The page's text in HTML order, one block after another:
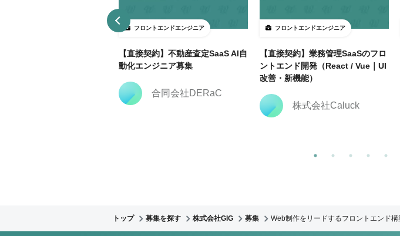
フロントエンドエンジニア
【直接契約】不動産査定SaaS AI自
動化エンジニア募集
合同会社DERaC
フロントエンドエンジニア
【直接契約】業務管理SaaSのフロ
ントエンド開発（React / Vue｜UI
改善・新機能）
株式会社Caluck
トップ 募集を探す 株式会社GIG 募集 Web制作をリードするフロントエンド